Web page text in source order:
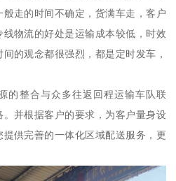
走的时间不确定，货满车走，客户
物流的好处是运输成本较低，时效
的观念都很强烈，都是定时发车，
的整合与众多往返回程运输车队联
并根据客户的要求，为客户量身设
供完善的一体化区域配送服务，更